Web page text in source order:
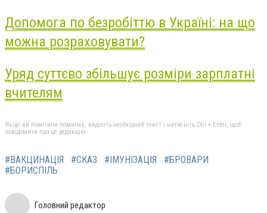
Допомога по безробіттю в Україні: на що
можна розраховувати?
Уряд суттєво збільшує розміри зарплатні
вчителям
Якщо ви помітили помилку, виділіть необхідний текст і натисніть Ctrl + Enter, щоб
повідомити про це редакцію
#ВАКЦИНАЦІЯ #СКАЗ #ІМУНІЗАЦІЯ
#БРОВАРИ
#БОРИСПІЛЬ
Головний редактор